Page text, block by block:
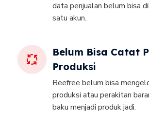
data penjualan belum bisa
satu akun.
Belum Bisa Catat
Produksi
Beefree belum bisa
produksi atau perakitan
baku menjadi produk jadi.